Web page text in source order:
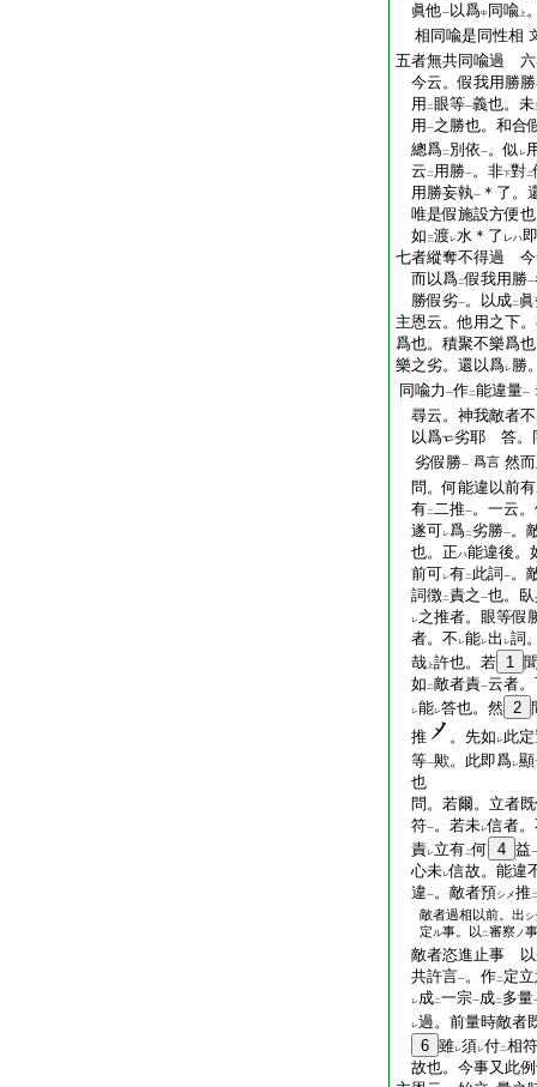
眞他一 以爲中 同喩 上
相同喩是同性相
五者無共同喩過 六
今云。假我用勝
用 二 眼等一義也。未
用 一之勝也。和合
總爲二 別依一。似 レ
云 二 用勝一。非下對二
用勝妄執一
＊了。
唯是假施設方便
如三渡レ水＊了 レハ
七者縱奪不得過 今
而以爲二假我用勝一
勝假劣一。以成二
主恩云。他用之下
爲也。積聚不樂爲
樂之劣。還以爲レ勝
同喩力 一作二能違量一
尋云。神我敵者不
以爲
劣耶 答。
劣假勝一 爲言 然
問。何能違以前有
有二二推一。一云
遂可レ爲二劣勝一。
也。正ハ能違後。
前可レ有二 此詞 一。
詞徴二責之 一也。
レ之推者。眼等假
者。不 レ能レ出 レ詞
哉 上許也。若 1
如 二敵者責一云者
レ能レ答也。然 2
推
。先如 レ此
等一歟。此即爲レ顯
也
問。若爾。立者
符一。若未レ信者
責レ立有二何 4 益一
心未レ信故。能違
違一。敵者預シメ推二
敵者過相以前。出 シ
定ル事。以 二審察ノ事
敵者恣進止事 以
共許言一。作二 定
レ成二一宗一成二 多量
レ過。前量時敵者
6 雖レ須レ付二相符
故也。今事又此